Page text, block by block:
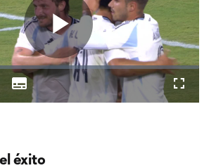
Play
Subtitles
éxito